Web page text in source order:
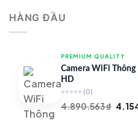
HÀNG ĐẦU
PREMIUM QUALITY
Camera WiFi Thông
HD
⭐⭐⭐⭐⭐ (0)
4.890.563₫ Giá